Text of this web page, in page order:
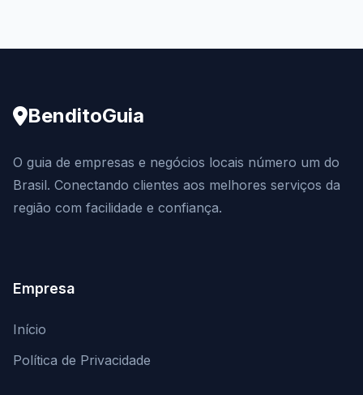
BenditoGuia
O guia de empresas e negócios locais número um do
Brasil. Conectando clientes aos melhores serviços da
região com facilidade e confiança.
Empresa
Início
Política de Privacidade